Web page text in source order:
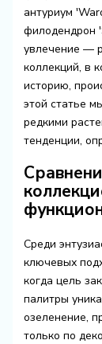
антуриум
филодендрон
увлечение —
коллекций, в
историю,
этой статье
редкими
тенденции,
Среди
ключевых
когда цель
палитры
озеленение,
только по